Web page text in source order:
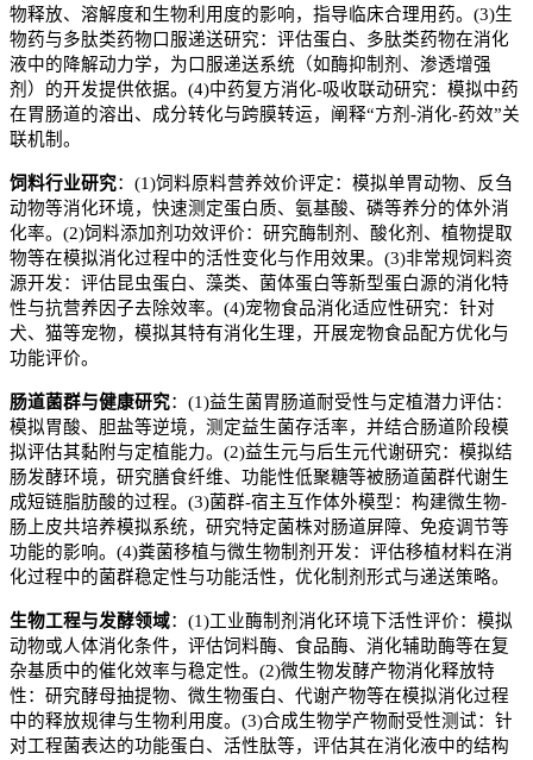
物释放、溶解度和生物利用度的影响，指导临床合理用药。 (3)生
物药与多肽类药物口服递送研究：评估蛋白、多肽类药物在消化
液中的降解动力学，为口服递送系统（如酶抑制剂、渗透增强
剂）的开发提供依据。 (4)中药复方消化-吸收联动研究：模拟中药
在胃肠道的溶出、成分转化与跨膜转运，阐释“方剂 -消化-药效”关
联机制。
饲料行业研究： (1)饲料原料营养效价评定：模拟单胃动物、反刍
动物等消化环境，快速测定蛋白质、氨基酸、磷等养分的体外消
化率。 (2)饲料添加剂功效评价：研究酶制剂、酸化剂、植物提取
物等在模拟消化过程中的活性变化与作用效果。 (3)非常规饲料资
源开发：评估昆虫蛋白、藻类、菌体蛋白等新型蛋白源的消化特
性与抗营养因子去除效率。 (4)宠物食品消化适应性研究：针对
犬、猫等宠物，模拟其特有消化生理，开展宠物食品配方优化与
功能评价。
肠道菌群与健康研究： (1)益生菌胃肠道耐受性与定植潜力评估：
模拟胃酸、胆盐等逆境，测定益生菌存活率，并结合肠道阶段模
拟评估其黏附与定植能力。 (2)益生元与后生元代谢研究：模拟结
肠发酵环境，研究膳食纤维、功能性低聚糖等被肠道菌群代谢生
成短链脂肪酸的过程。 (3)菌群-宿主互作体外模型：构建微生物-
肠上皮共培养模拟系统，研究特定菌株对肠道屏障、免疫调节等
功能的影响。 (4)粪菌移植与微生物制剂开发：评估移植材料在消
化过程中的菌群稳定性与功能活性，优化制剂形式与递送策略。
生物工程与发酵领域： (1)工业酶制剂消化环境下活性评价：模拟
动物或人体消化条件，评估饲料酶、食品酶、消化辅助酶等在复
杂基质中的催化效率与稳定性。 (2)微生物发酵产物消化释放特
性：研究酵母抽提物、微生物蛋白、代谢产物等在模拟消化过程
中的释放规律与生物利用度。 (3)合成生物学产物耐受性测试：针
对工程菌表达的功能蛋白、活性肽等，评估其在消化液中的结构